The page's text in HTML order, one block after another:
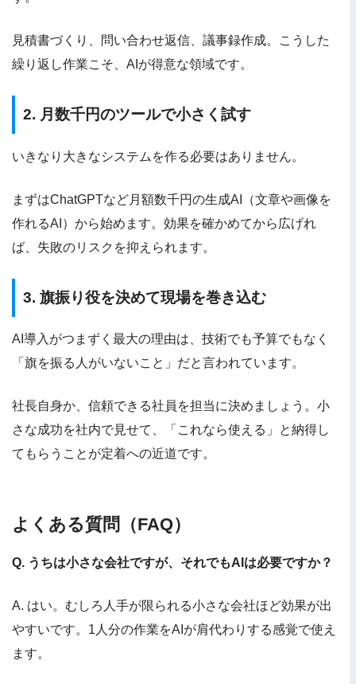
見積書づくり、問い合わせ返信、議事録作成。こうした
繰り返し作業こそ、AIが得意な領域です。
2. 月数千円のツールで小さく試す
いきなり大きなシステムを作る必要はありません。
まずはChatGPTなど月額数千円の生成AI（文章や画像を
作れるAI）から始めます。効果を確かめてから広げれ
ば、失敗のリスクを抑えられます。
3. 旗振り役を決めて現場を巻き込む
AI導入がつまずく最大の理由は、技術でも予算でもなく
「旗を振る人がいないこと」だと言われています。
社長自身か、信頼できる社員を担当に決めましょう。小
さな成功を社内で見せて、「これなら使える」と納得し
てもらうことが定着への近道です。
よくある質問（FAQ）
Q. うちは小さな会社ですが、それでもAIは必要ですか？
A. はい。むしろ人手が限られる小さな会社ほど効果が出
やすいです。1人分の作業をAIが肩代わりする感覚で使え
ます。